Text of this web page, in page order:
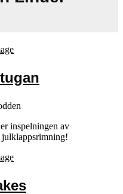
inspelningen av
julklappsrimning!